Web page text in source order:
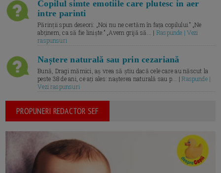
Copilul simte emotiile care plutesc in aer
intre parinti
Părinții spun deseori: „Noi nu ne certăm în fața copilului.” „Ne
abținem, ca să fie liniște.” „Avem grijă să... | Raspunde | Vezi
raspunsuri
Naștere naturală sau prin cezariană
Bună, Dragi mămici, aș vrea să știu dacă cele care au născut la
peste 38 de ani, ce ați ales: nașterea naturală sau p... |Raspunde |
Vezi raspunsuri
PROPUNERI REDACTOR SEF